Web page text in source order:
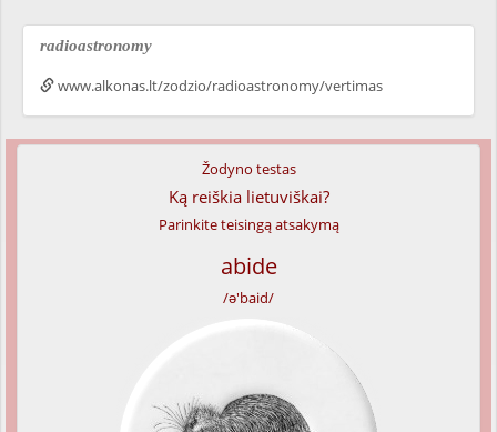
radioastronomy
www.alkonas.lt/zodzio/radioastronomy/vertimas
Žodyno testas
Ką reiškia lietuviškai?
Parinkite teisingą atsakymą
abide
/ə'baid/